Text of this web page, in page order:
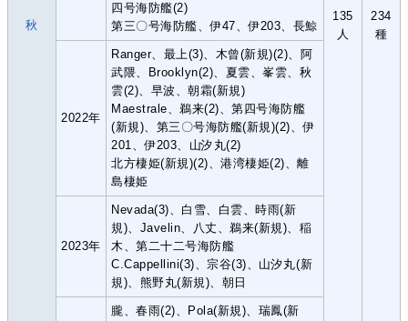
秋
135
人
234
種
四号海防艦(2)
第三〇号海防艦、伊47、伊203、長鯨
2022年
Ranger、最上(3)、木曾(新規)(2)、阿
武隈、Brooklyn(2)、夏雲、峯雲、秋
雲(2)、早波、朝霜(新規)
Maestrale、鵜来(2)、第四号海防艦
(新規)、第三〇号海防艦(新規)(2)、伊
201、伊203、山汐丸(2)
北方棲姫(新規)(2)、港湾棲姫(2)、離
島棲姫
2023年
Nevada(3)、白雪、白雲、時雨(新
規)、Javelin、八丈、鵜来(新規)、稲
木、第二十二号海防艦
C.Cappellini(3)、宗谷(3)、山汐丸(新
規)、熊野丸(新規)、朝日
朧、春雨(2)、Pola(新規)、瑞鳳(新